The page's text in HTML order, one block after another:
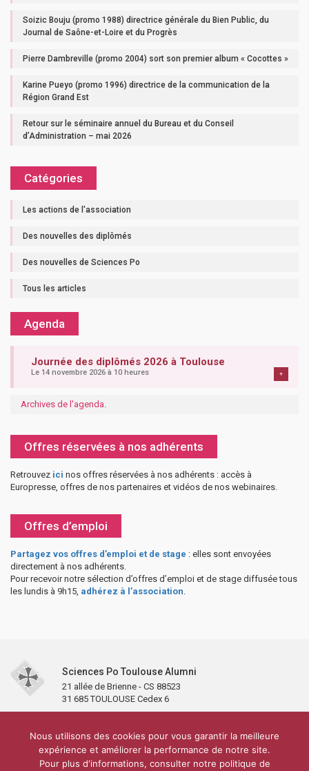
Soizic Bouju (promo 1988) directrice générale du Bien Public, du
Journal de Saône-et-Loire et du Progrès
Pierre Dambreville (promo 2004) sort son premier album « Cocottes »
Karine Pueyo (promo 1996) directrice de la communication de la
Région Grand Est
Retour sur le séminaire annuel du Bureau et du Conseil
d’Administration – mai 2026
Catégories
Les actions de l'association
Des nouvelles des diplômés
Des nouvelles de Sciences Po
Tous les articles
Agenda
Journée des diplômés 2026 à Toulouse
Le 14 novembre 2026 à 10 heures +
Archives de l'agenda.
Offres réservées à nos adhérents
Retrouvez ici nos offres réservées à nos adhérents : accès à
Europresse, offres de nos partenaires et vidéos de nos webinaires.
Offres d’emploi
Partagez vos offres d’emploi et de stage : elles sont envoyées
directement à nos adhérents.
Pour recevoir notre sélection d’offres d’emploi et de stage diffusée tous
les lundis à 9h15, adhérez à l’association.
Sciences Po Toulouse Alumni
21 allée de Brienne - CS 88523
31 685 TOULOUSE Cedex 6
Partenaires et soutiens
Lettre d’information
Réseaux sociaux
Sciences Po Toulouse
Carré Alumni de la bibliothèque de Sciences Po Toulouse
10 000 diplômés
Nous utilisons des cookies pour vous garantir la meilleure
expérience et améliorer la performance de notre site.
Pour plus d'informations, consulter notre politique de